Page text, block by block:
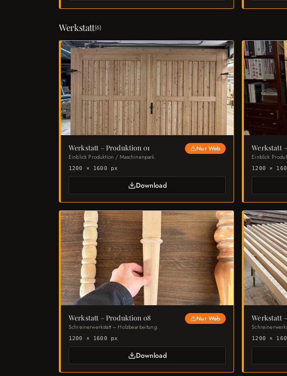
Werkstatt(6)
Werkstatt – Produktion 01
Einblick Produktion / Maschinenpark.
Nur Web
1200 × 1600 px
Download
Werkstatt
Einblick
1200 ×
Werkstatt – Produktion 08
Schreinerwerkstatt – Holzbearbeitung.
Nur Web
1200 × 1600 px
Download
Werkstatt
1200 ×